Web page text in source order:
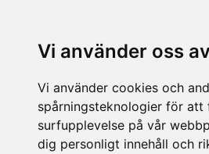
Vi använder oss
Vi använder cookies och
spårningsteknologier för
surfupplevelse på vår
dig personligt innehåll och